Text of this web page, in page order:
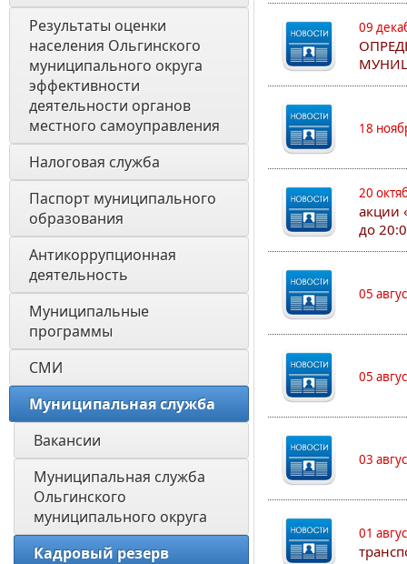
Результаты оценки
населения Ольгинского
муниципального округа
эффективности
деятельности органов
местного самоуправления
Налоговая служба
Паспорт муниципального
образования
Антикоррупционная
деятельность
Муниципальные
программы
СМИ
Муниципальная служба
Вакансии
Муниципальная служба
Ольгинского
муниципального округа
Кадровый резерв
09
18
20
акции
до
05
05
03
01